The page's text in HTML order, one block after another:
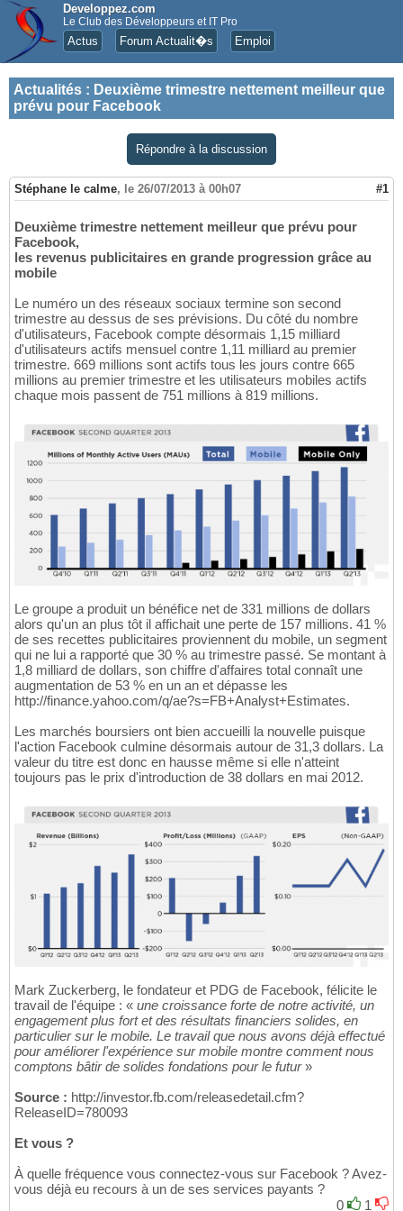
Developpez.com
Le Club des Développeurs et IT Pro
Actus Forum Actualit�s Emploi
Actualités : Deuxième trimestre nettement meilleur que
prévu pour Facebook
Répondre à la discussion
Stéphane le calme, le 26/07/2013 à 00h07 #1
Deuxième trimestre nettement meilleur que prévu pour
Facebook,
les revenus publicitaires en grande progression grâce au
mobile
Le numéro un des réseaux sociaux termine son second
trimestre au dessus de ses prévisions. Du côté du nombre
d'utilisateurs, Facebook compte désormais 1,15 milliard
d'utilisateurs actifs mensuel contre 1,11 milliard au premier
trimestre. 669 millions sont actifs tous les jours contre 665
millions au premier trimestre et les utilisateurs mobiles actifs
chaque mois passent de 751 millions à 819 millions.
Le groupe a produit un bénéfice net de 331 millions de dollars
alors qu'un an plus tôt il affichait une perte de 157 millions. 41 %
de ses recettes publicitaires proviennent du mobile, un segment
qui ne lui a rapporté que 30 % au trimestre passé. Se montant à
1,8 milliard de dollars, son chiffre d'affaires total connaît une
augmentation de 53 % en un an et dépasse les
http://finance.yahoo.com/q/ae?s=FB+Analyst+Estimates.
Les marchés boursiers ont bien accueilli la nouvelle puisque
l'action Facebook culmine désormais autour de 31,3 dollars. La
valeur du titre est donc en hausse même si elle n'atteint
toujours pas le prix d'introduction de 38 dollars en mai 2012.
Mark Zuckerberg, le fondateur et PDG de Facebook, félicite le
travail de l'équipe : « une croissance forte de notre activité, un
engagement plus fort et des résultats financiers solides, en
particulier sur le mobile. Le travail que nous avons déjà effectué
pour améliorer l'expérience sur mobile montre comment nous
comptons bâtir de solides fondations pour le futur»
Source : http://investor.fb.com/releasedetail.cfm?
ReleaseID=780093
Et vous ?
À quelle fréquence vous connectez-vous sur Facebook ? Avez-
vous déjà eu recours à un de ses services payants ?
0
1